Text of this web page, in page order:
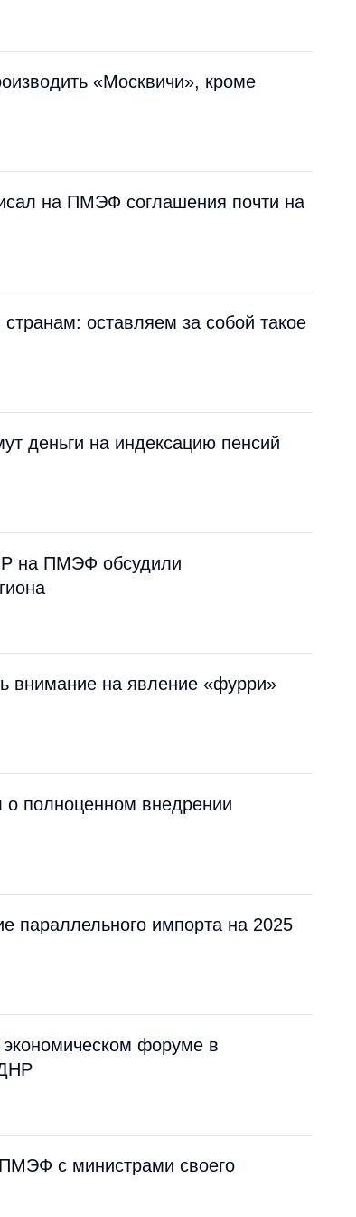
«Москвичи», кроме
на ПМЭФ соглашения почти на
оставляем за собой такое
деньги на индексацию пенсий
на ПМЭФ обсудили
внимание на явление «фурри»
о полноценном внедрении
импорта на 2025
форуме в
с министрами своего